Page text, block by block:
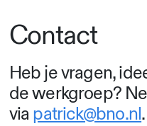
Contact
Heb je vragen,
de werkgroep?
via patrick@bno.nl.